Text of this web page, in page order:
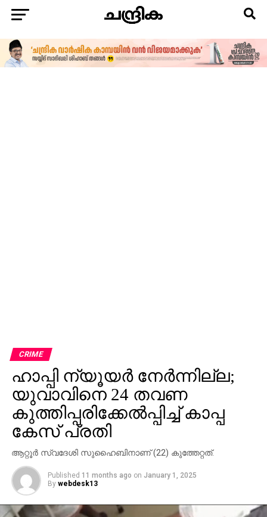
CRIME
ഹാപ്പി ന്യൂയര്‍ നേര്‍ന്നില്ല;
യുവാവിനെ 24 തവണ
കുത്തിപ്പരിക്കേല്‍പ്പിച്ച് കാപ്പ
കേസ് പ്രതി
ആറ്റൂർ സ്വദേശി സുഹൈബിനാണ് (22) കുത്തേറ്റത്.
Published 11 months ago on January 1, 2025
By webdesk13